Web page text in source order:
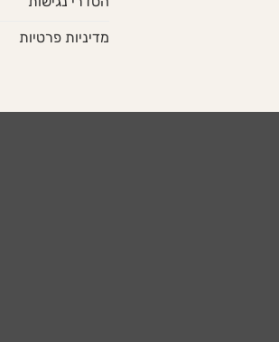
מדיניות פרטיות